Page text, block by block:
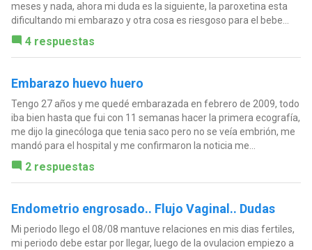
meses y nada, ahora mi duda es la siguiente, la paroxetina esta
dificultando mi embarazo y otra cosa es riesgoso para el bebe...
4 respuestas
Embarazo huevo huero
Tengo 27 años y me quedé embarazada en febrero de 2009, todo
iba bien hasta que fui con 11 semanas hacer la primera ecografía,
me dijo la ginecóloga que tenia saco pero no se veía embrión, me
mandó para el hospital y me confirmaron la noticia me...
2 respuestas
Endometrio engrosado.. Flujo Vaginal.. Dudas
Mi periodo llego el 08/08 mantuve relaciones en mis dias fertiles,
mi periodo debe estar por llegar, luego de la ovulacion empiezo a